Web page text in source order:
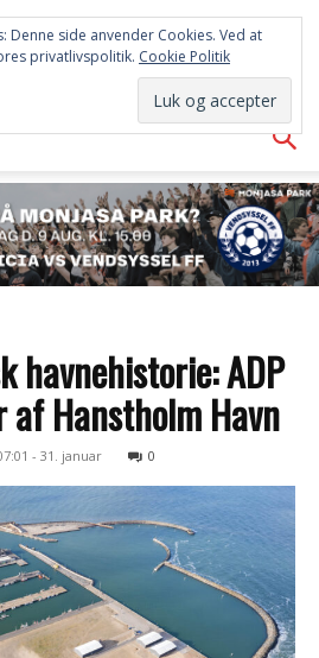
AVISEN
havnehistorie: ADP
af Hanstholm Havn
- 31. januar 0
Denne side anvender Cookies. Ved at
privatlivspolitik. Cookie Politik